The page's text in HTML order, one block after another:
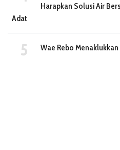
Harapkan Solusi Air
Adat
Wae Rebo